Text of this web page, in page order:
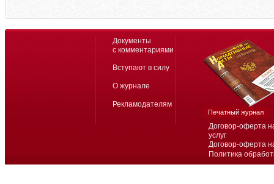
Договор-оферта
услуг
Договор-оферта
Политика
Документы
с комментариями
Вступают в силу
О журнале
Рекламодателям
Печатный журнал